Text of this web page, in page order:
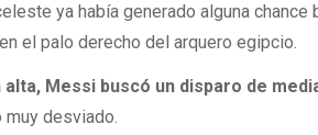
ya había generado alguna chance
el palo derecho del arquero egipcio.
Messi buscó un disparo de
muy desviado.